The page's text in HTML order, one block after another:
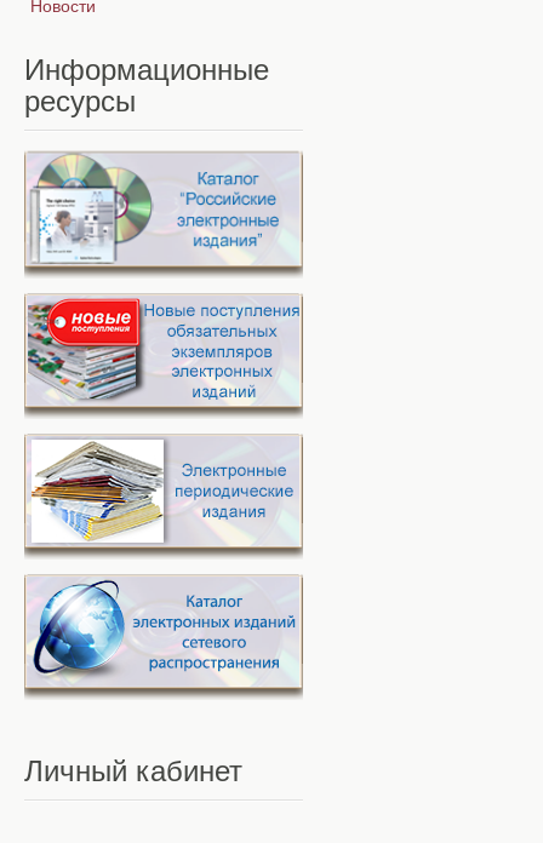
Новости
Информационные
ресурсы
Личный кабинет